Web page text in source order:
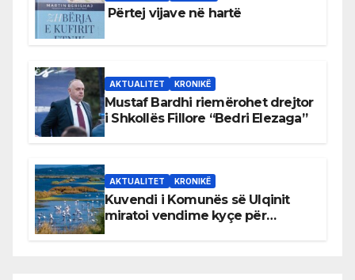
Përtej vijave në hartë
AKTUALITET KRONIKË
Mustaf Bardhi riemërohet drejtor
i Shkollës Fillore “Bedri Elezaga”
AKTUALITET KRONIKË
Kuvendi i Komunës së Ulqinit
miratoi vendime kyçe për